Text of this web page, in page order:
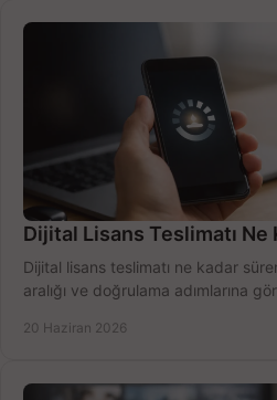
Dijital Lisans Teslimatı Ne
Dijital lisans teslimatı ne kadar
aralığı ve doğrulama adımlarına
20 Haziran 2026